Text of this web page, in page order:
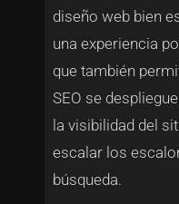
diseño web bien
una experiencia
que también
SEO se
la visibilidad del
escalar los
búsqueda.